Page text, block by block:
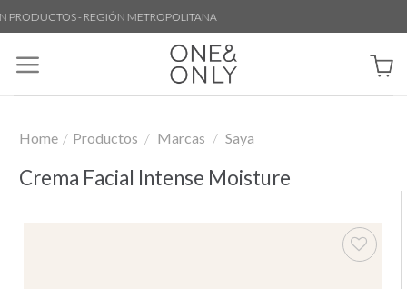
Skip
to
content
- REGIÓN METROPOLITANA
Home / Productos / Marcas / Saya
Crema Facial Intense Moisture